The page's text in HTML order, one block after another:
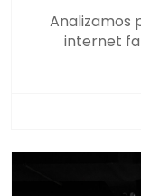
Analizamos
internet